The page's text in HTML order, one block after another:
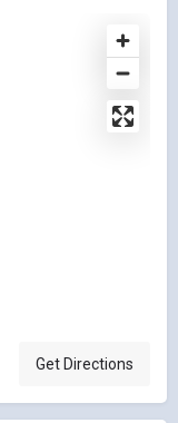
Get Directions